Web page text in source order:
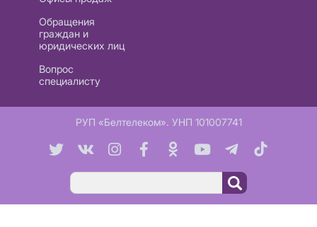
Обращения
граждан и
юридических лиц
Вопрос
специалисту
РУП «Белтелеком». УНП 101007741
Поиск